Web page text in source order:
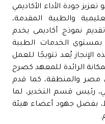
جودة الأداء الأكاديمي
والطبية المقدمة،
نموذج أكاديمى يخدم
بمستوى الخدمات الطبية
الإنجاز يُعد تتويجًا للعمل
الرائدة للمعهد كصرح
مصر والمنطقة، كما قدم
رئيس قسم التخدير، لما
بفضل جهود أعضاء هيئة